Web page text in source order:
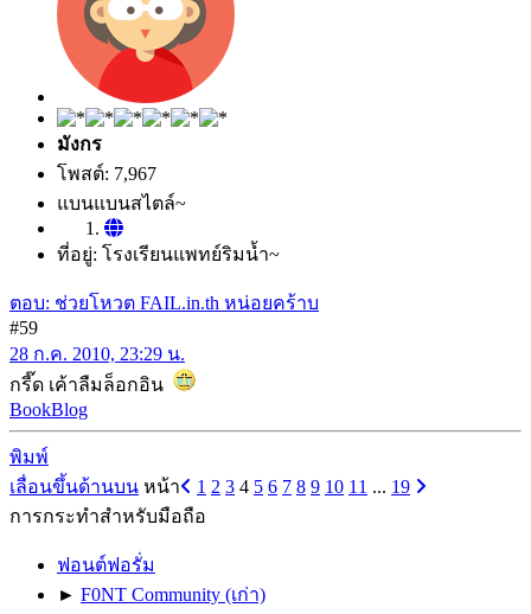
มังกร
โพสต์: 7,967
แบนแบนสไตล์~
ที่อยู่: โรงเรียนแพทย์ริมน้ำ~
ตอบ: ช่วยโหวต FAIL.in.th หน่อยคร้าบ
#59
28 ก.ค. 2010, 23:29 น.
กรี๊ด เค้าลืมล็อกอิน
BookBlog
พิมพ์
เลื่อนขึ้นด้านบน หน้า 1 2 3 4 5 6 7 8 9 10 11 ... 19
การกระทำสำหรับมือถือ
ฟอนต์ฟอรั่ม
► F0NT Community (เก่า)